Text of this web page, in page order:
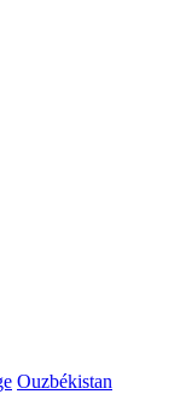
Ouzbékistan